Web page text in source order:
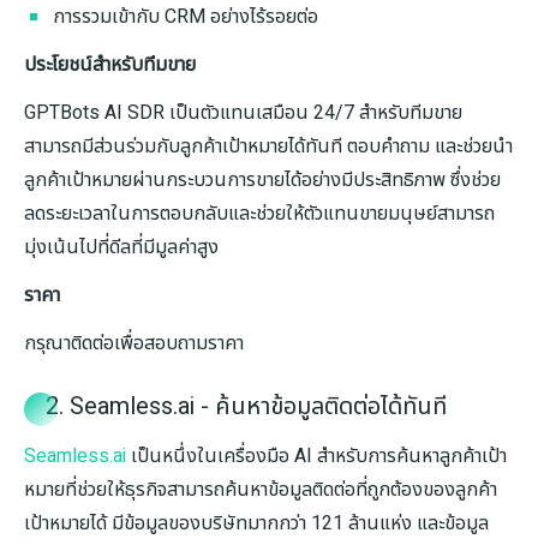
การรวมเข้ากับ CRM อย่างไร้รอยต่อ
ประโยชน์สำหรับทีมขาย
GPTBots AI SDR เป็นตัวแทนเสมือน 24/7 สำหรับทีมขาย
สามารถมีส่วนร่วมกับลูกค้าเป้าหมายได้ทันที ตอบคำถาม และช่วยนำ
ลูกค้าเป้าหมายผ่านกระบวนการขายได้อย่างมีประสิทธิภาพ ซึ่งช่วย
ลดระยะเวลาในการตอบกลับและช่วยให้ตัวแทนขายมนุษย์สามารถ
มุ่งเน้นไปที่ดีลที่มีมูลค่าสูง
ราคา
กรุณาติดต่อเพื่อสอบถามราคา
2. Seamless.ai - ค้นหาข้อมูลติดต่อได้ทันที
Seamless.ai เป็นหนึ่งในเครื่องมือ AI สำหรับการค้นหาลูกค้าเป้า
หมายที่ช่วยให้ธุรกิจสามารถค้นหาข้อมูลติดต่อที่ถูกต้องของลูกค้า
เป้าหมายได้ มีข้อมูลของบริษัทมากกว่า 121 ล้านแห่ง และข้อมูล